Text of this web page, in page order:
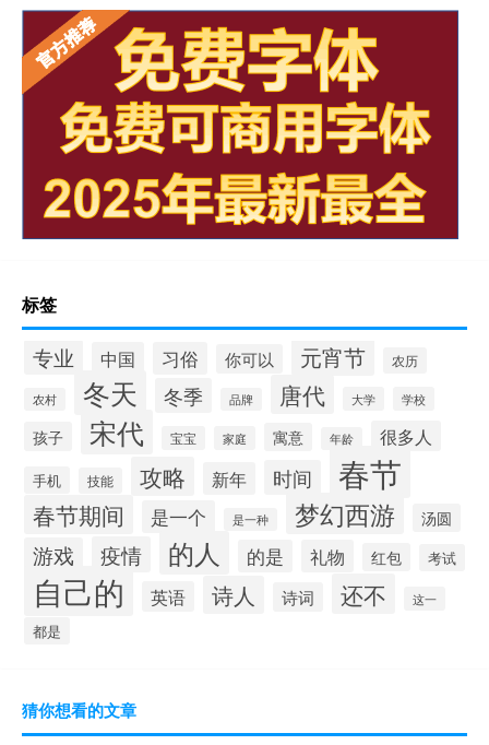
标签
专业 中国 习俗 你可以 元宵节 农历
农村 冬天 冬季 品牌 唐代 大学 学校
孩子 宋代 宝宝 家庭 寓意 年龄 很多人
手机 技能 攻略 新年 时间 春节
春节期间 是一个 是一种 梦幻西游 汤圆
游戏 疫情 的人 的是 礼物 红包 考试
自己的 英语 诗人 诗词 还不 这一
都是
猜你想看的文章